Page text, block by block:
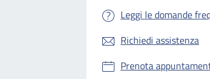
Leggi le domande
Richiedi assistenza
Prenota